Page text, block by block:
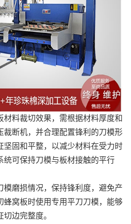
材料裁切效果，需根据材料厚度和
裁断机，并合理配置锋利的刀模形
坚固和平整，以减少材料在受力时
统可保持刀模与板材接触的平行
模磨损情况，保持锋利度，避免产
蜂窝板时使用专用平刀刀模，能够
边完整度。